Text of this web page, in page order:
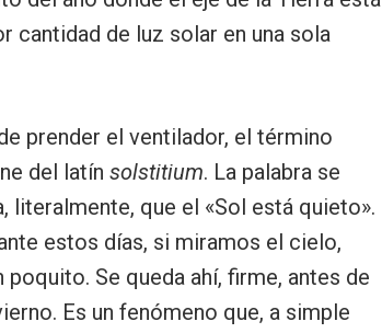
cantidad de luz solar en una sola
prender el ventilador, el término
del latín solstitium. La palabra se
literalmente, que el «Sol está quieto».
estos días, si miramos el cielo,
Se queda ahí, firme, antes de
Es un fenómeno que, a simple